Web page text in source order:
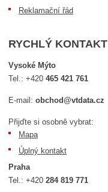
Reklamační řád
RYCHLÝ KONTAKT
Vysoké Mýto
Tel.:+420465 421 761
E-mail:obchod@vtdata.cz
Přijďte si osobně vybrat:
Mapa
Úplný kontakt
Praha
Tel.:+420284 819 771